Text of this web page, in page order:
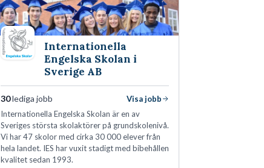
Internationella
Engelska Skolan i
Sverige AB
30lediga jobb
Visa jobb
Internationella Engelska Skolan är en av
Sveriges största skolaktörer på grundskolenivå.
Vi har 47 skolor med cirka 30 000 elever från
hela landet. IES har vuxit stadigt med bibehållen
kvalitet sedan 1993.